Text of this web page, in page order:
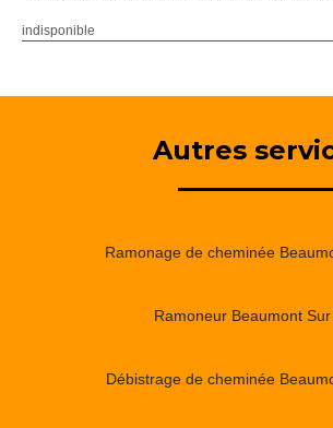
indisponible
Autres
Ramonage de cheminée
Ramoneur Beaumont
Débistrage de cheminée